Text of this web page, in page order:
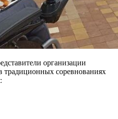
организации
традиционных соревнованиях